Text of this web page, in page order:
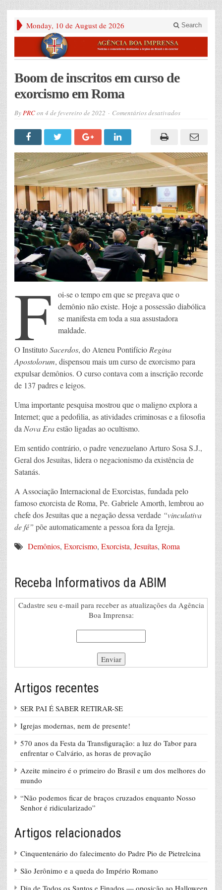
Monday, 10 de August de 2026 Search
Boom de inscritos em curso de
exorcismo em Roma
ByPRCon 4 de fevereiro de 2022 Comentários desativadosem
inscritos
de
exorcismo
em
Roma
F
oi-se o tempo em que se pregava que o
demônio não existe. Hoje a possessão diabólica
se manifesta em toda a sua assustadora
maldade.
O InstitutoSacerdos, do Ateneu PontifícioRegina
Apostolorum, dispensou mais um curso de exorcismo para
expulsar demônios. O curso contava com a inscrição recorde
de 137 padres e leigos.
Uma importante pesquisa mostrou que o maligno explora a
Internet; que a pedofilia, as atividades criminosas e a filosofia
daNova Eraestão ligadas ao ocultismo.
Em sentido contrário, o padre venezuelano Arturo Sosa S.J.,
Geral dos Jesuítas, lidera o negacionismo da existência de
Satanás.
A Associação Internacional de Exorcistas, fundada pelo
famoso exorcista de Roma, Pe. Gabriele Amorth, lembrou ao
chefe dos Jesuítas que a negação dessa verdade “vinculativa
de fé” põe automaticamente a pessoa fora da Igreja.
Demônios, Exorcismo, Exorcista, Jesuítas, Roma
Receba Informativos da ABIM
Cadastre seu e-mail para receber as atualizações da Agência
Boa Imprensa:
Artigos recentes
SER PAI É SABER RETIRAR-SE
Igrejas modernas, nem de presente!
570 anos da Festa da Transfiguração: a luz do Tabor para
enfrentar o Calvário, as horas de provação
Azeite mineiro é o primeiro do Brasil e um dos melhores do
mundo
“Não podemos ficar de braços cruzados enquanto Nosso
Senhor é ridicularizado”
Artigos relacionados
Cinquentenário do falecimento do Padre Pio de Pietrelcina
São Jerônimo e a queda do Império Romano